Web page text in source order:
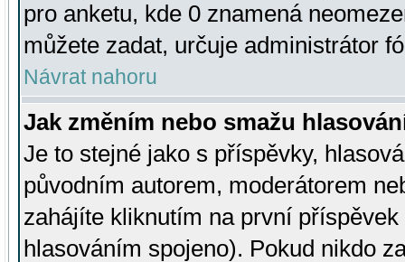
pro anketu, kde 0 znamená
můžete zadat, určuje administrátor
Návrat nahoru
Jak změním nebo smažu
Je to stejné jako s příspěvky,
původním autorem, moderátorem
zahájíte kliknutím na první
hlasováním spojeno). Pokud nikdo